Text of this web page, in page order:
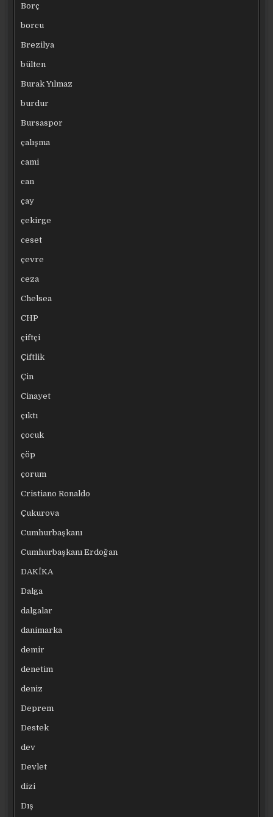
Borç
borcu
Brezilya
bülten
Burak Yılmaz
burdur
Bursaspor
çalışma
cami
can
çay
çekirge
ceset
çevre
ceza
Chelsea
CHP
çiftçi
Çiftlik
Çin
Cinayet
çıktı
çocuk
çöp
çorum
Cristiano Ronaldo
Çukurova
Cumhurbaşkanı
Cumhurbaşkanı Erdoğan
DAKİKA
Dalga
dalgalar
danimarka
demir
denetim
deniz
Deprem
Destek
dev
Devlet
dizi
Dış